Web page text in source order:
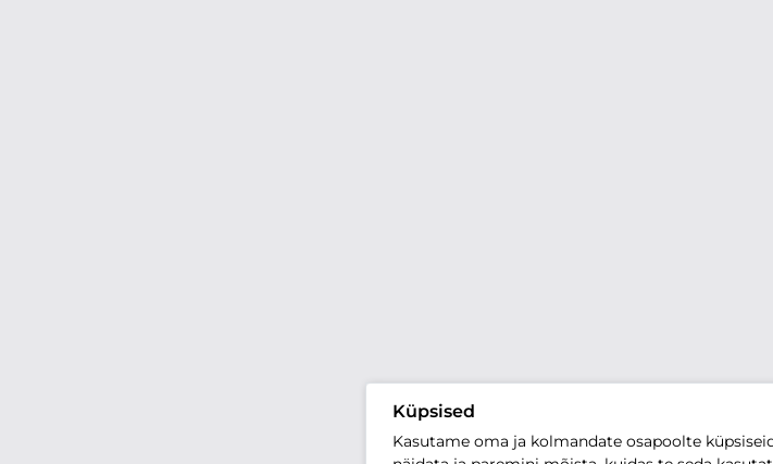
Küpsised
Kasutame oma ja kolmandate osapoolte